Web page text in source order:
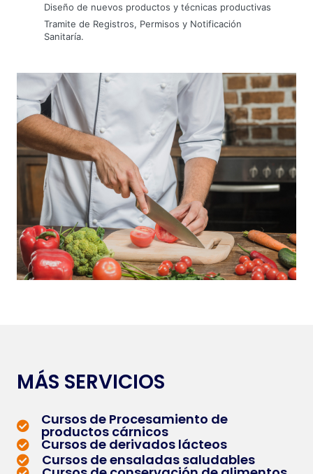
Diseño de nuevos productos y técnicas productivas
Tramite de Registros, Permisos y Notificación
Sanitaría.
MÁS SERVICIOS
Cursos de Procesamiento de
productos cárnicos
Cursos de derivados lácteos
Cursos de ensaladas saludables